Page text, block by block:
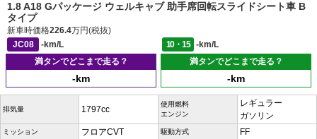
1.8 A18 Gパッケージ ウェルキャブ 助手席回転スライドシート車 B
タイプ
新車時価格226.4万円(税抜)
JC08
-km/L 10・15
-km/L
満タンでどこまで走る？
-km
満タンでどこまで走る？
-km
排気量 1797cc
使用燃料
エンジン
レギュラー
ガソリン
ミッション フロアCVT 駆動方式 FF